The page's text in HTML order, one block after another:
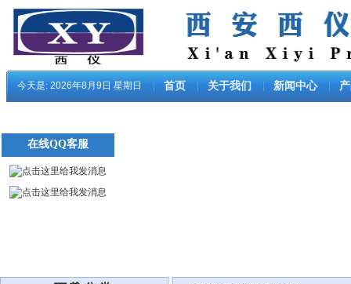
今天是: 2026年8月9日 星期日 首页 关于我们 新闻中心
在线QQ客服